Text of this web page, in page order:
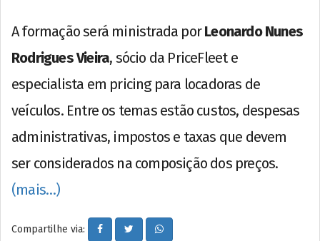
A formação será ministrada porLeonardo Nunes
Rodrigues Vieira, sócio da PriceFleet e
especialista em pricing para locadoras de
veículos. Entre os temas estão custos, despesas
administrativas, impostos e taxas que devem
ser considerados na composição dos preços.
(mais…)
Compartilhe via: